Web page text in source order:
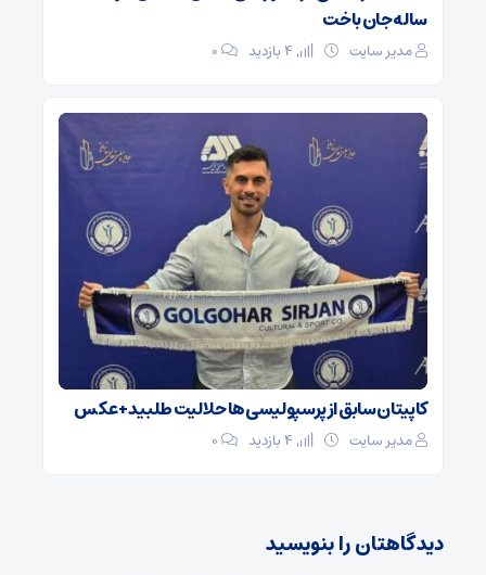
ساله جان باخت
مدیر سایت ۰
کاپیتان سابق از پرسپولیسی‌ها حلالیت طلبید + عکس
مدیر سایت ۰
دیدگاهتان را بنویسید